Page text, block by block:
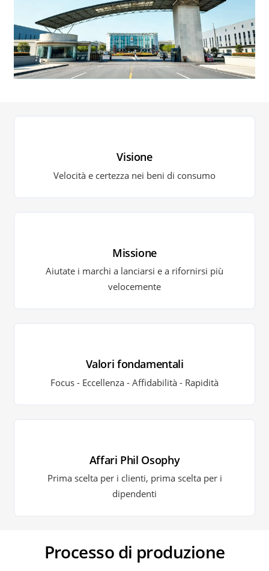
Visione
Velocità e certezza nei beni di consumo
Missione
Aiutate i marchi a lanciarsi e a rifornirsi più
velocemente
Valori fondamentali
Focus - Eccellenza - Affidabilità - Rapidità
Affari Phil Osophy
Prima scelta per i clienti, prima scelta per i
dipendenti
Processo di produzione